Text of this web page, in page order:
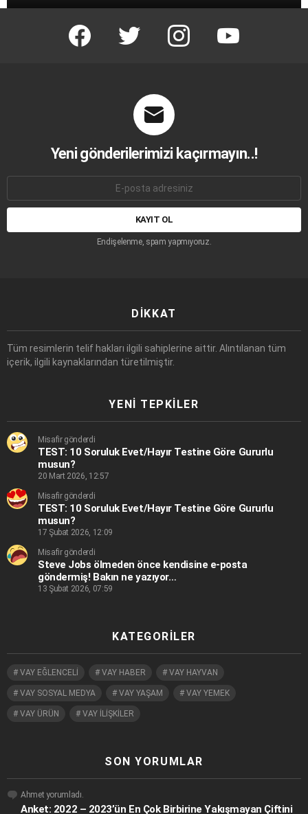
facebook twitter instagram youtube
Yeni gönderilerimizi kaçırmayın..!
adresi:
Endişelenme, spam yapmıyoruz.
DIKKAT
Tüm resimlerin telif hakları ilgili sahiplerine aittir. Alıntılanan tüm
içerik, ilgili kaynaklarından türetilmiştir.
YENI TEPKILER
Misafir gönderdi
TEST: 10 Soruluk Evet/Hayır Testine Göre Gururlu
musun?
20 Mart 2026, 12:57
Misafir gönderdi
TEST: 10 Soruluk Evet/Hayır Testine Göre Gururlu
musun?
17 Şubat 2026, 12:09
Misafir gönderdi
Steve Jobs ölmeden önce kendisine e-posta
göndermiş! Bakın ne yazıyor…
13 Şubat 2026, 07:59
KATEGORILER
VAY EĞLENCELİ VAY HABER VAY HAYVAN
VAY SOSYAL MEDYA VAY YAŞAM VAY YEMEK
VAY ÜRÜN VAY İLİŞKİLER
SON YORUMLAR
Ahmet yorumladı.
Anket: 2022 – 2023’ün En Çok Birbirine Yakışmayan Çiftini